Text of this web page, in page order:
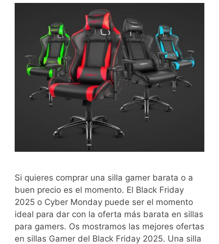
Si quieres comprar una silla gamer barata o a
buen precio es el momento. El Black Friday
2025 o Cyber Monday puede ser el momento
ideal para dar con la oferta más barata en sillas
para gamers. Os mostramos las mejores ofertas
en sillas Gamer del Black Friday 2025. Una silla